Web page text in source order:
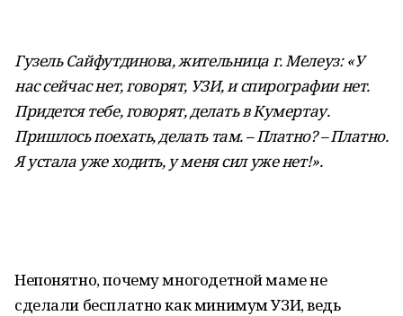
Гузель Сайфутдинова, жительница г. Мелеуз: «У
нас сейчас нет, говорят, УЗИ, и спирографии нет.
Придется тебе, говорят, делать в Кумертау.
Пришлось поехать, делать там. – Платно? – Платно.
Я устала уже ходить, у меня сил уже нет!».
Непонятно, почему многодетной маме не
сделали бесплатно как минимум УЗИ, ведь